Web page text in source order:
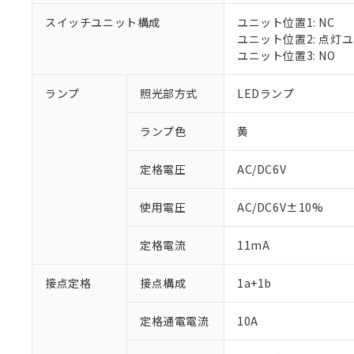
スイッチユニット構成
ユニット位置1: NC
ユニット位置2: 点灯
ユニット位置3: NO
ランプ 照光部方式 LEDランプ
ランプ色 黄
定格電圧 AC/DC6V
使用電圧 AC/DC6V±10%
定格電流 11mA
接点定格 接点構成 1a+1b
定格通電電流 10A
ご利用条件
以下の条件をお読
在庫状況お
い。
※1 対応状況
対応予定なし：
調査・確認中：
非該当品：ライセ
仕入先様の事情に
鉛(Pb) 1000ppm以下、
六価クロム(Cr(Ⅵ))
フタル酸ビス(2-エチル
ル（DBP） 1000ppm
フタル酸エステル類の
※1 中国
「○」：最大均質
「×」：最大均質
「－」：未確認で
Cr(Ⅵ)(六価クロム) :
当社は規制
当社は貴社
記